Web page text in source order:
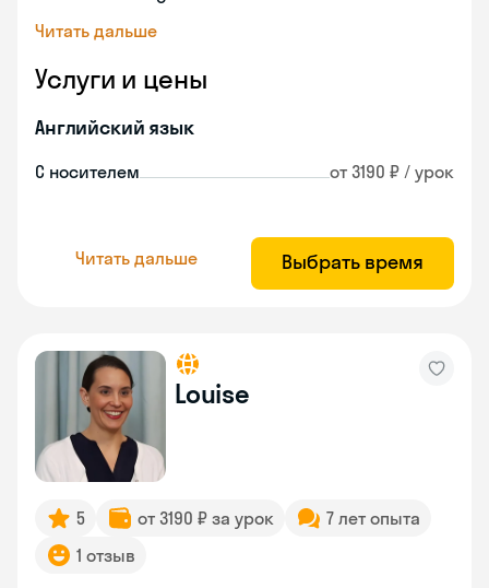
Читать дальше
Услуги и цены
Английский язык
С носителем от 3190 ₽ / урок
Читать дальше Выбрать время
Louise
5 от 3190 ₽ за урок
7 лет опыта
1 отзыв